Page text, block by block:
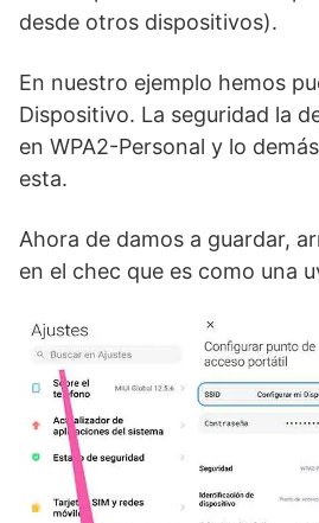
desde otros dispositivos).
En nuestro ejemplo hemos
Dispositivo. La seguridad la
en WPA2-Personal y lo
esta.
Ahora de damos a guardar,
en el chec que es como una